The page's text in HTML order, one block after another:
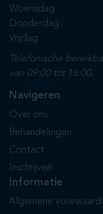
Woensdag
Donderdag
Vrijdag
Telefonische
van 09:00 tot 16:00.
Navigeren
Over ons
Behandelingen
Contact
Inschrijven
Informatie
Algemene